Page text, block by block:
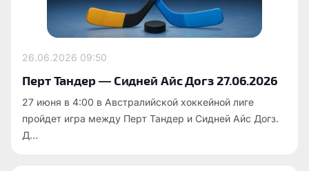
26.06.2026 09:50
Перт Тандер — Сидней Айс Догз 27.06.2026
27 июня в 4:00 в Австралийской хоккейной лиге
пройдет игра между Перт Тандер и Сидней Айс Догз.
Д...